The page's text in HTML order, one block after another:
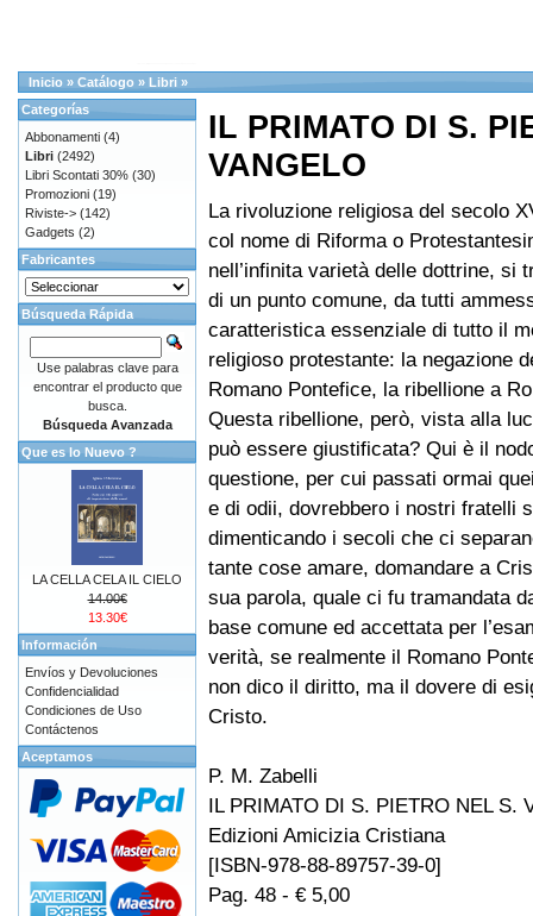
Inicio » Catálogo » Libri »
IL PRIMATO DI S.
VANGELO
La rivoluzione religiosa del secolo
col nome di Riforma o
nell’infinita varietà delle dottrine, si
di un punto comune, da tutti
caratteristica essenziale di tutto il
religioso protestante: la negazione
Romano Pontefice, la ribellione a
Questa ribellione, però, vista alla
può essere giustificata? Qui è il
questione, per cui passati ormai
e di odii, dovrebbero i nostri fratelli
dimenticando i secoli che ci
tante cose amare, domandare a
sua parola, quale ci fu tramandata
base comune ed accettata per
verità, se realmente il Romano
non dico il diritto, ma il dovere di
Cristo.
P. M. Zabelli
IL PRIMATO DI S. PIETRO NEL S.
Edizioni Amicizia Cristiana
[ISBN-978-88-89757-39-0]
Pag. 48 - € 5,00
Categorías
Abbonamenti (4)
Libri (2492)
Libri Scontati 30% (30)
Promozioni (19)
Riviste-> (142)
Gadgets (2)
Fabricantes
Búsqueda Rápida
Use palabras clave para
encontrar el producto que
busca.
Búsqueda Avanzada
Que es lo Nuevo ?
LA CELLA CELA IL CIELO
14.00€
13.30€
Información
Envíos y Devoluciones
Confidencialidad
Condiciones de Uso
Contáctenos
Aceptamos